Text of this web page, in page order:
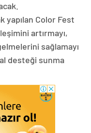
yapılan Color Fest
artırmayı,
sağlamayı
desteği sunma